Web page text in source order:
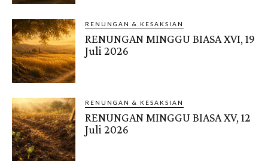
RENUNGAN & KESAKSIAN
RENUNGAN MINGGU BIASA XVI, 19
Juli 2026
RENUNGAN & KESAKSIAN
RENUNGAN MINGGU BIASA XV, 12
Juli 2026